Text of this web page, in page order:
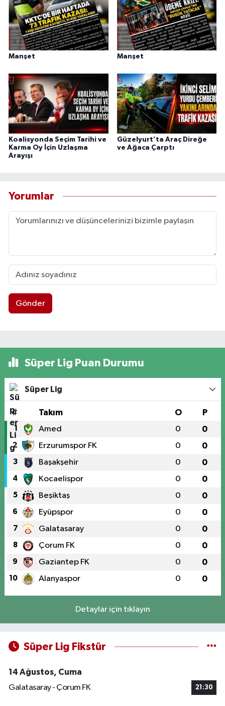
Manşet Manşet
Koalisyonda Seçim Tarihi ve
Karma Oy İçin Uzlaşma
Arayışı
Güzelyurt’ta Araç Direğe
ve Ağaca Çarptı
Yorumlar
Gönder
Süper Lig Puan Durumu
Süper Lig
# Takım O P
1 Amed 0 0
2 Erzurumspor FK 0 0
3 Başakşehir 0 0
4 Kocaelispor 0 0
5 Beşiktaş 0 0
6 Eyüpspor 0 0
7 Galatasaray 0 0
8 Çorum FK 0 0
9 Gaziantep FK 0 0
10 Alanyaspor 0 0
Detaylar için tıklayın
Süper Lig Fikstür
14 Ağustos, Cuma
Galatasaray - Çorum FK
21:30